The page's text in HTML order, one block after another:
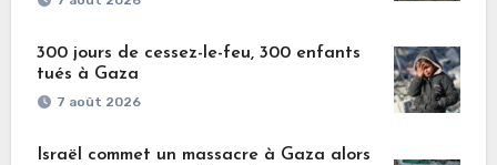
300 jours de cessez-le-feu, 300 enfants
tués à Gaza
7 août 2026
Israël commet un massacre à Gaza alors